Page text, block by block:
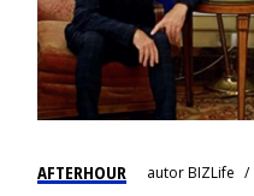
AFTERHOUR autorBIZLife